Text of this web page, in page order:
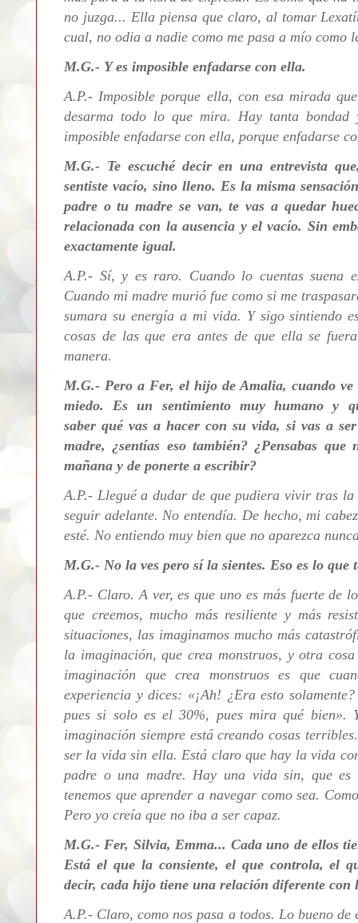
no juzga... Ella piensa que claro, al tomar
cual, no odia a nadie como me pasa a mío como
M.G.- Y es imposible enfadarse con ella.
A.P.- Imposible porque ella, con esa mirada
desarma todo lo que mira. Hay tanta bondad
imposible enfadarse con ella, porque enfadarse
M.G.- Te escuché decir en una entrevista
sentiste vacío, sino lleno. Es la misma
padre o tu madre se van, te vas a quedar
relacionada con la ausencia y el vacío. Sin
exactamente igual.
A.P.- Sí, y es raro. Cuando lo cuentas suena
Cuando mi madre murió fue como si me
sumara su energía a mi vida. Y sigo sintiendo
cosas de las que era antes de que ella se
manera.
M.G.- Pero a Fer, el hijo de Amalia, cuando
miedo. Es un sentimiento muy humano y
saber qué vas a hacer con su vida, si vas a
madre, ¿sentías eso también? ¿Pensabas
mañana y de ponerte a escribir?
A.P.- Llegué a dudar de que pudiera vivir tras la
seguir adelante. No entendía. De hecho, mi
esté. No entiendo muy bien que no aparezca
M.G.- No la ves pero sí la sientes. Eso es lo que
A.P.- Claro. A ver, es que uno es más fuerte de
que creemos, mucho más resiliente y más
situaciones, las imaginamos mucho más
la imaginación, que crea monstruos, y otra
imaginación que crea monstruos es que
experiencia y dices: «¡Ah! ¿Era esto
pues si solo es el 30%, pues mira qué bien».
imaginación siempre está creando cosas
ser la vida sin ella. Está claro que hay la vida
padre o una madre. Hay una vida sin, que
tenemos que aprender a navegar como sea.
Pero yo creía que no iba a ser capaz.
M.G.- Fer, Silvia, Emma... Cada uno de ellos
Está el que la consiente, el que controla, el
decir, cada hijo tiene una relación diferente con
A.P.- Claro, como nos pasa a todos. Lo bueno